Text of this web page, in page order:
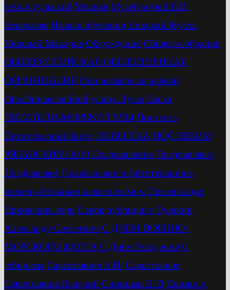
земли тульской Москва Музей музей В.В.
Вересаева Начало обучения Николай Жуков
Николай Макаров Обсуждение Общего собрания
ОБЩЕРОССИЙСКАЯ ОБЩЕСТВЕННАЯ
ОРГАНИЗАЦИЯ Они воевали за речкой
Опалённые войной улицы Тулы Пасха
ПИСАТЕЛИ-МОРЯКИ ТУЛЫ Писатель
Писательский билет ПОВЕСТКА ПОД НЕБОМ
РЯЗАНСКИМ-2019 Поздравление Поздравляем
Поздравляет Православие и фитотерапия в
помощь больным алкоголизмом Презентация
Приокские зори Псков публицист Пушкин
Александр Сергеевич С ДНЁМ ВОЕННО-
МОРСКОГО ФЛОТА С Днём Рождения С
юбиллем Савастьянов В.Н. Савостьянов
Савостьянов Валерий Синицын В. В Сказки о